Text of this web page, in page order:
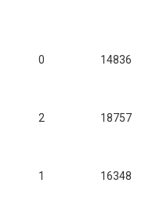
0 14836
2 18757
1 16348